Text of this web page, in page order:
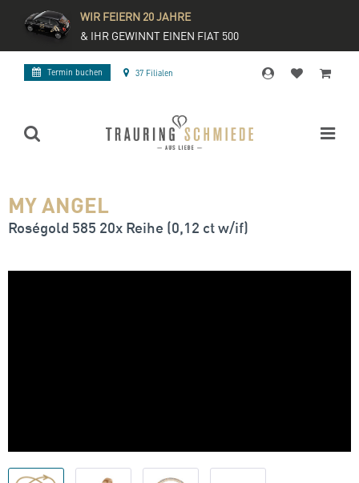
WIR FEIERN 20 JAHRE
& IHR GEWINNT EINEN FIAT 500
Termin buchen 37 Filialen
MY ANGEL
Roségold 585 20x Reihe (0,12 ct w/if)